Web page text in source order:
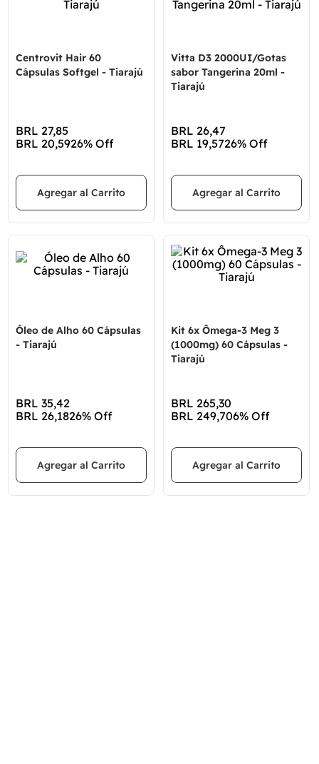
Centrovit Hair 60
Cápsulas Softgel - Tiarajú
BRL 27,85
BRL 20,5926% Off
Agregar al Carrito
Vitta D3 2000UI/Gotas
sabor Tangerina 20ml -
Tiarajú
BRL 26,47
BRL 19,5726% Off
Agregar al Carrito
Óleo de Alho 60 Cápsulas
- Tiarajú
BRL 35,42
BRL 26,1826% Off
Agregar al Carrito
Kit 6x Ômega-3 Meg 3
(1000mg) 60 Cápsulas -
Tiarajú
BRL 265,30
BRL 249,706% Off
Agregar al Carrito